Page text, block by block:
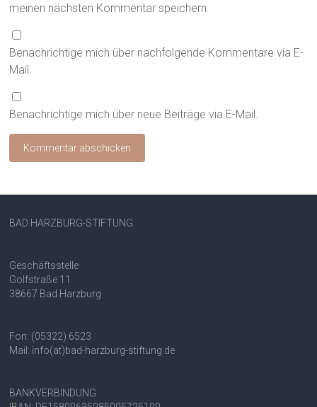
meinen nächsten Kommentar speichern.
Benachrichtige mich über nachfolgende Kommentare via E-
Mail.
Benachrichtige mich über neue Beiträge via E-Mail.
BAD HARZBURG-STIFTUNG
Geschäftsstelle
Golfstraße 11
38667 Bad Harzburg
Fon: (05322) 6523
Mail: info(at)bad-harzburg-stiftung.de
BANKVERBINDUNG